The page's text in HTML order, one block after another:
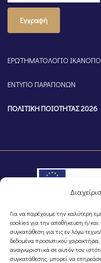
Για να παρέχουμε την καλύτερη
cookies για την αποθήκευση ή/
συγκατάθεση για τις εν λόγω
δεδομένα προσωπικού
αναγνωριστικά σε αυτόν τον
συγκατάθεσης, μπορεί να
Εγγραφή
ΕΡΩΤΗΜΑΤΟΛΟΓΙΟ
ΕΝΤΥΠΟ ΠΑΡΑΠΟΝΩΝ
ΠΟΛΙΤΙΚΗ ΠΟΙΟΤΗΤΑΣ 2026
©Portal Επιμελητηρίου